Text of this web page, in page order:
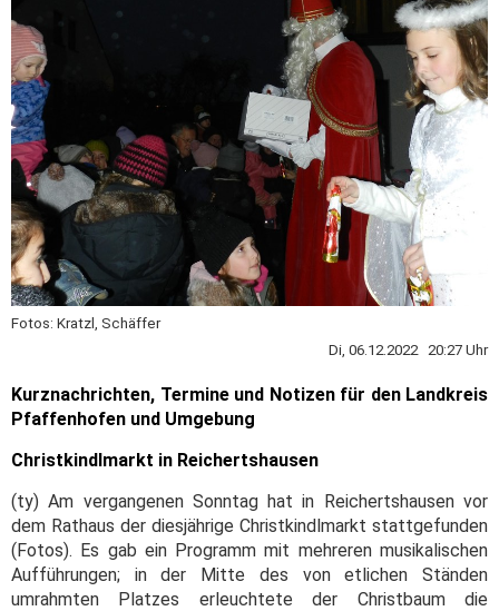
Fotos: Kratzl, Schäffer
Di, 06.12.2022 20:27 Uhr
Kurznachrichten, Termine und Notizen für den Landkreis
Pfaffenhofen und Umgebung
Christkindlmarkt in Reichertshausen
(ty) Am vergangenen Sonntag hat in Reichertshausen vor
dem Rathaus der diesjährige Christkindlmarkt stattgefunden
(Fotos). Es gab ein Programm mit mehreren musikalischen
Aufführungen; in der Mitte des von etlichen Ständen
umrahmten Platzes erleuchtete der Christbaum die